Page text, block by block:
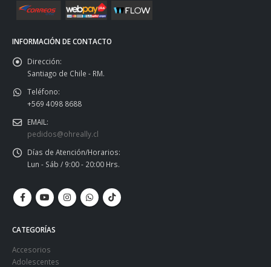
INFORMACIÓN DE CONTACTO
Dirección:
Santiago de Chile - RM.
Teléfono:
+569 4098 8688
EMAIL:
pedidos@ohreally.cl
Días de Atención/Horarios:
Lun - Sáb / 9:00 - 20:00 Hrs.
CATEGORÍAS
Accesorios
Adolescentes